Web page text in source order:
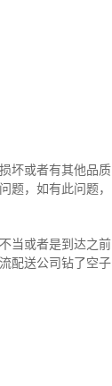
坏或者有其他品质
题，如有此问题，
当或者是到达之前
配送公司钻了空子